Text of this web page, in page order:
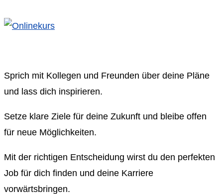
Sprich mit Kollegen und Freunden über deine Pläne
und lass dich inspirieren.
Setze klare Ziele für deine Zukunft und bleibe offen
für neue Möglichkeiten.
Mit der richtigen Entscheidung wirst du den perfekten
Job für dich finden und deine Karriere
vorwärtsbringen.